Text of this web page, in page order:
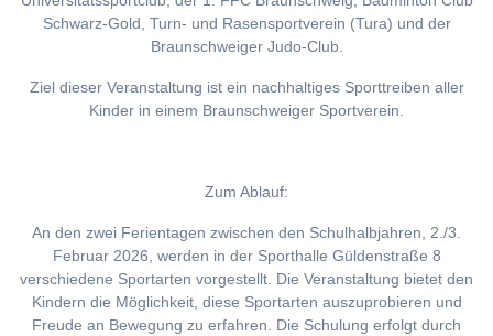
Schwarz-Gold, Turn- und Rasensportverein (Tura) und der
Braunschweiger Judo-Club.
Ziel dieser Veranstaltung ist ein nachhaltiges Sporttreiben aller
Kinder in einem Braunschweiger Sportverein.
Zum Ablauf:
An den zwei Ferientagen zwischen den Schulhalbjahren, 2./3.
Februar 2026, werden in der Sporthalle Güldenstraße 8
verschiedene Sportarten vorgestellt. Die Veranstaltung bietet den
Kindern die Möglichkeit, diese Sportarten auszuprobieren und
Freude an Bewegung zu erfahren. Die Schulung erfolgt durch